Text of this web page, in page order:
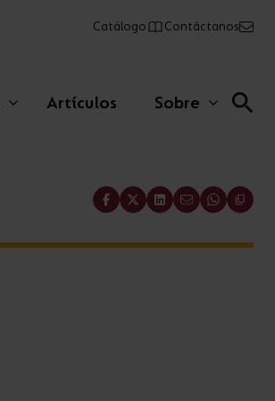
Catálogo Contáctanos
Artículos Sobre
Share